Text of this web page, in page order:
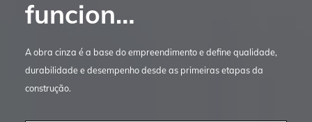
funcion…
A obra cinza é a base do empreendimento e define qualidade,
durabilidade e desempenho desde as primeiras etapas da
construção.
casas de al…
O projeto arquitetônico é parte fundamental e determinante do
estilo e funcionalidade de um imóvel. Conheça as casas de alto
padrão da Bidese e inspire-se.